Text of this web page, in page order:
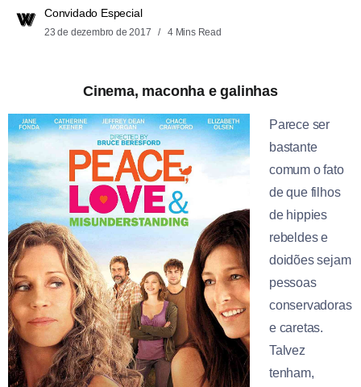
Convidado Especial
23 de dezembro de 2017 4 Mins Read
Cinema, maconha e galinhas
Parece ser
bastante
comum o fato
de que filhos
de hippies
rebeldes e
doidões sejam
pessoas
conservadoras
e caretas.
Talvez
tenham,